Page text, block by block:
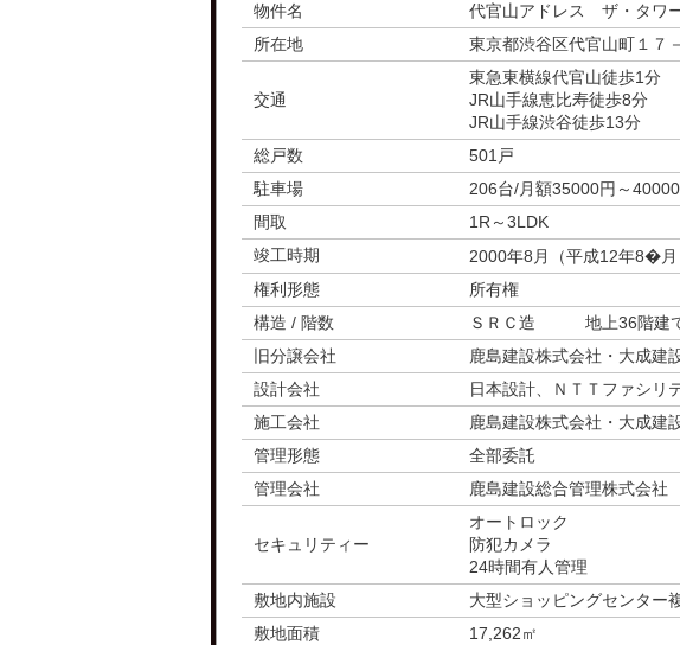
物件名
代官山アドレス ザ・タワ
所在地
東京都渋谷区代官山町１７
交通
東急東横線代官山徒歩1分
JR山手線恵比寿徒歩8分
JR山手線渋谷徒歩13分
総戸数
501戸
駐車場
206台/月額35000円～
間取
1R～3LDK
竣工時期
2000年8月（平成12年8�月
権利形態
所有権
構造 / 階数
ＳＲＣ造 地上36階建
旧分譲会社
鹿島建設株式会社・大成建
設計会社
日本設計、ＮＴＴファシリ
施工会社
鹿島建設株式会社・大成建
管理形態
全部委託
管理会社
鹿島建設総合管理株式会社
セキュリティー
オートロック
防犯カメラ
24時間有人管理
敷地内施設
大型ショッピングセンター
敷地面積
17,262㎡